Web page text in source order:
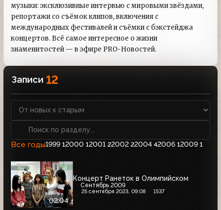
музыки: эксклюзивные интервью с мировыми звёздами,
репортажи со съёмок клипов, включения с
международных фестивалей и съёмки с бэкстейджа
концертов. Всё самое интересное о жизни
знаменитостей — в эфире PRO-Новостей.
Записи 12
Все годы1999 12000 12001 22002 22004 42006 12009 1
02:04
Концерт Ранеток в Олимпийском
Сентябрь 2009
25 сентября 2023, 09:08 1537